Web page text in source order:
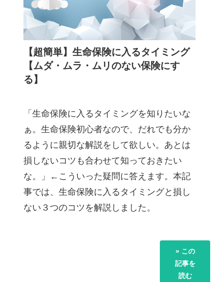
【超簡単】生命保険に入るタイミング
【ムダ・ムラ・ムリのない保険にす
る】
「生命保険に入るタイミングを知りたいな
ぁ。生命保険初心者なので、だれでも分か
るように親切な解説をして欲しい。あとは
損しないコツも合わせて知っておきたい
な。」←こういった疑問に答えます。本記
事では、生命保険に入るタイミングと損し
ない３つのコツを解説しました。
» この
記事を
読む